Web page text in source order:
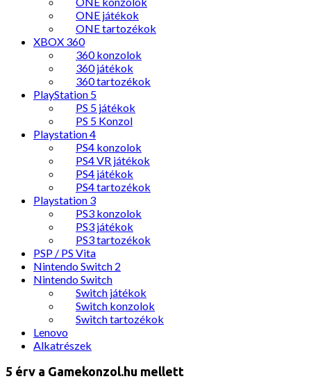
ONE játékok
ONE tartozékok
XBOX 360
360 konzolok
360 játékok
360 tartozékok
PlayStation 5
PS 5 játékok
PS 5 Konzol
Playstation 4
PS4 konzolok
PS4 VR játékok
PS4 játékok
PS4 tartozékok
Playstation 3
PS3 konzolok
PS3 játékok
PS3 tartozékok
PSP / PS Vita
Nintendo Switch 2
Nintendo Switch
Switch játékok
Switch konzolok
Switch tartozékok
Lenovo
Alkatrészek
5 érv a Gamekonzol.hu mellett